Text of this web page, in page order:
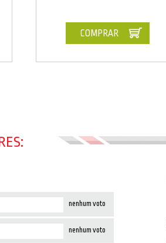
COMPRAR
nenhum voto
nenhum voto